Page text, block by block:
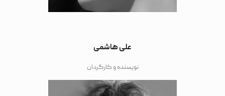
علی هاشمی
نویسنده و کارگردان